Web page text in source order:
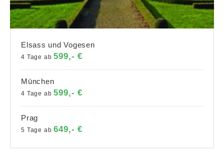
Elsass und Vogesen
4 Tage ab599,- €
München
4 Tage ab599,- €
Prag
5 Tage ab649,- €